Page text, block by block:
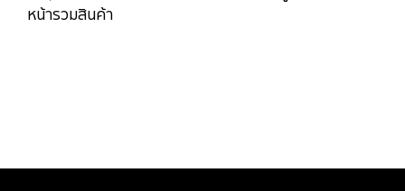
หน้ารวมสินค้า